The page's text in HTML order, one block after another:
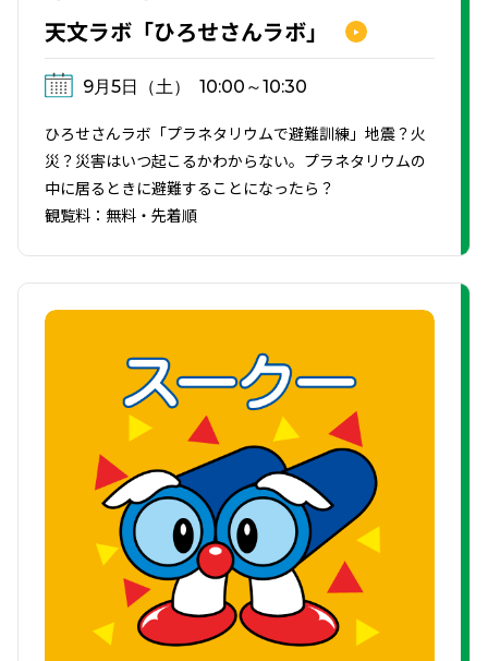
天文ラボ「ひろせさんラボ」
9月5日（土） 10:00～10:30
ひろせさんラボ「プラネタリウムで避難訓練」地震？火
災？災害はいつ起こるかわからない。プラネタリウムの
中に居るときに避難することになったら？
観覧料：無料・先着順